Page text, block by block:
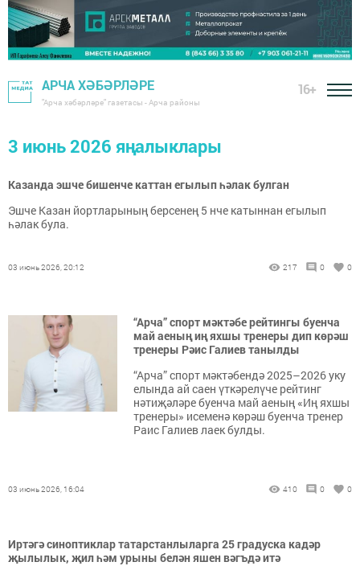
АРЧА ХӘБӘРЛӘРЕ
"Арча хәбәрләре" газетасы - Арча районы
16+
3 июнь 2026 яңалыклары
Казанда эшче бишенче каттан егылып һәлак булган
Эшче Казан йортларының берсенең 5 нче катыннан егылып
һәлак була.
03 июнь 2026, 20:12 217 0 0
“Арча” спорт мәктәбе рейтингы буенча
май аеның иң яхшы тренеры дип көрәш
тренеры Рәис Галиев танылды
“Арча” спорт мәктәбендә 2025–2026 уку
елында ай саен үткәрелүче рейтинг
нәтиҗәләре буенча май аеның «Иң яхшы
тренеры» исеменә көрәш буенча тренер
Раис Галиев лаек булды.
03 июнь 2026, 16:04 410 0 0
Иртәгә синоптиклар татарстанлыларга 25 градуска кадәр
җылылык, җил һәм урыны белән яшен вәгъдә итә